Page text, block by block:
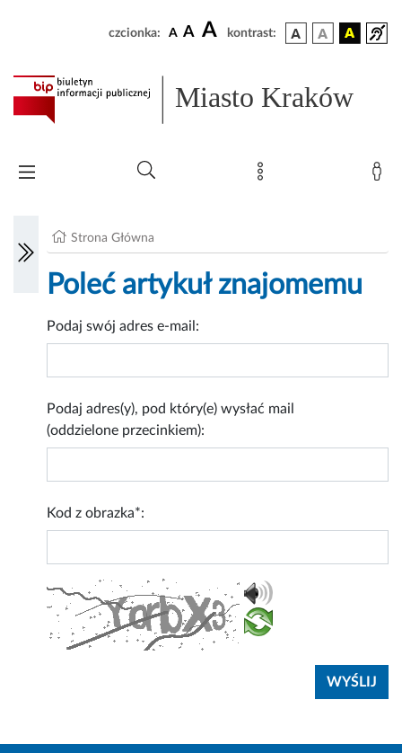
czcionka: A A A kontrast:
Miasto Kraków
Strona Główna
Poleć artykuł znajomemu
Podaj swój adres e-mail:
Podaj adres(y), pod który(e) wysłać mail
(oddzielone przecinkiem):
Kod z obrazka*: